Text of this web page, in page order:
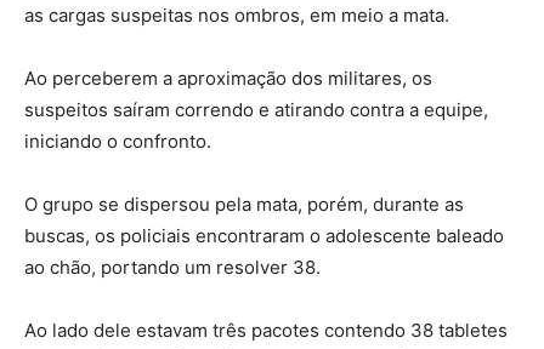
as cargas suspeitas nos ombros, em meio a mata.
Ao perceberem a aproximação dos militares, os
suspeitos saíram correndo e atirando contra a equipe,
iniciando o confronto.
O grupo se dispersou pela mata, porém, durante as
buscas, os policiais encontraram o adolescente baleado
ao chão, portando um resolver 38.
Ao lado dele estavam três pacotes contendo 38 tabletes